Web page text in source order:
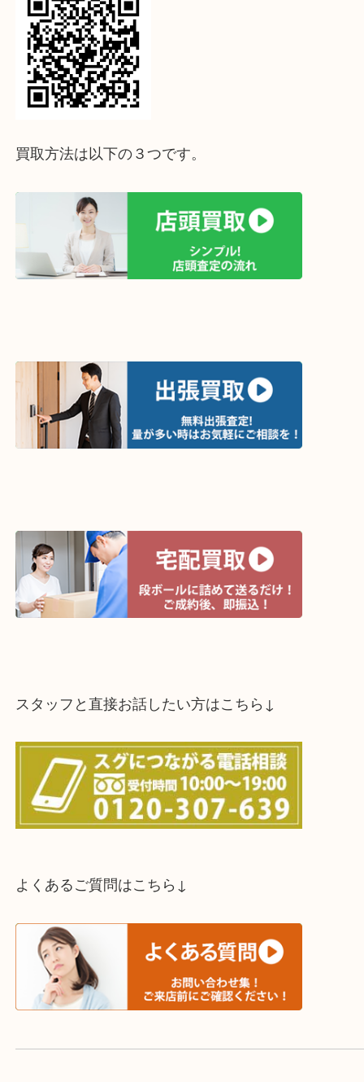
↓パソコンでご覧頂いている方は、こちらをスマホ
って下さい↓
スタッフと直接お話したい方はこちら↓